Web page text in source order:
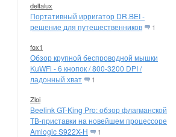
deltalux
Портативный ирригатор DR.BEI -
решение для путешественников
1
fox1
Обзор крупной беспроводной мышки
KuWFi - 6 кнопок / 800-3200 DPI /
ладонный хват
1
Zloi
Beelink GT-King Pro: обзор флагманской
ТВ-приставки на новейшем процессоре
Amlogic S922X-H
1